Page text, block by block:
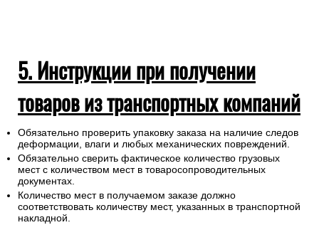
5. Инструкции при получении
товаров из транспортных компаний
Обязательно проверить упаковку заказа на наличие следов
деформации, влаги и любых механических повреждений.
Обязательно сверить фактическое количество грузовых
мест с количеством мест в товаросопроводительных
документах.
Количество мест в получаемом заказе должно
соответствовать количеству мест, указанных в транспортной
накладной.